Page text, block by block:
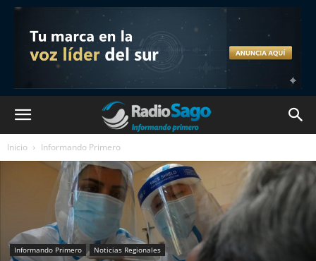
Inicio Informando Primero
Informando Primero Noticias Regionales